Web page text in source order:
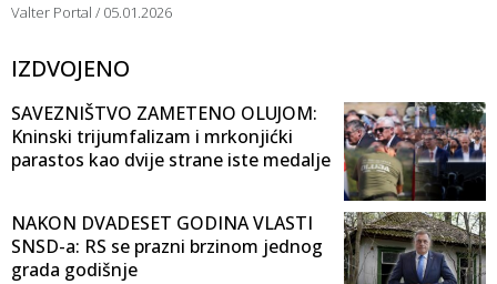
Valter Portal 05.01.2026
IZDVOJENO
SAVEZNIŠTVO ZAMETENO OLUJOM:
Kninski trijumfalizam i mrkonjićki
parastos kao dvije strane iste medalje
NAKON DVADESET GODINA VLASTI
SNSD-a: RS se prazni brzinom jednog
grada godišnje